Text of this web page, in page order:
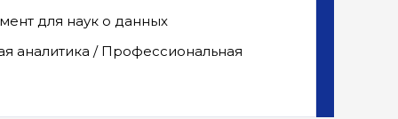
для наук о данных
аналитика / Профессиональная